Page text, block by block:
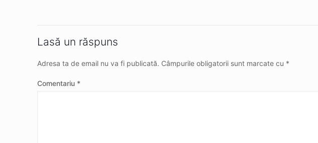
Lasă un răspuns
Adresa ta de email nu va fi publicată. Câmpurile obligatorii sunt marcate cu *
Comentariu *